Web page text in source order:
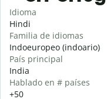
Idioma
Hindi
Familia de idiomas
Indoeuropeo (indoario)
País principal
India
Hablado en # países
+50